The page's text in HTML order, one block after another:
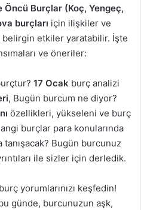
Öncü Burçlar (Koç, Yengeç,
burçları için ilişkiler ve
belirgin etkiler yaratabilir. İşte
ve öneriler:
17 Ocak burç analizi
, Bugün burcum ne diyor?
özellikleri, yükseleni ve burç
burçlar para konularında
tanışacak? Bugün burcunuz
ile sizler için derledik.
yorumlarınızı keşfedin!
günde, burcunuzun aşk,